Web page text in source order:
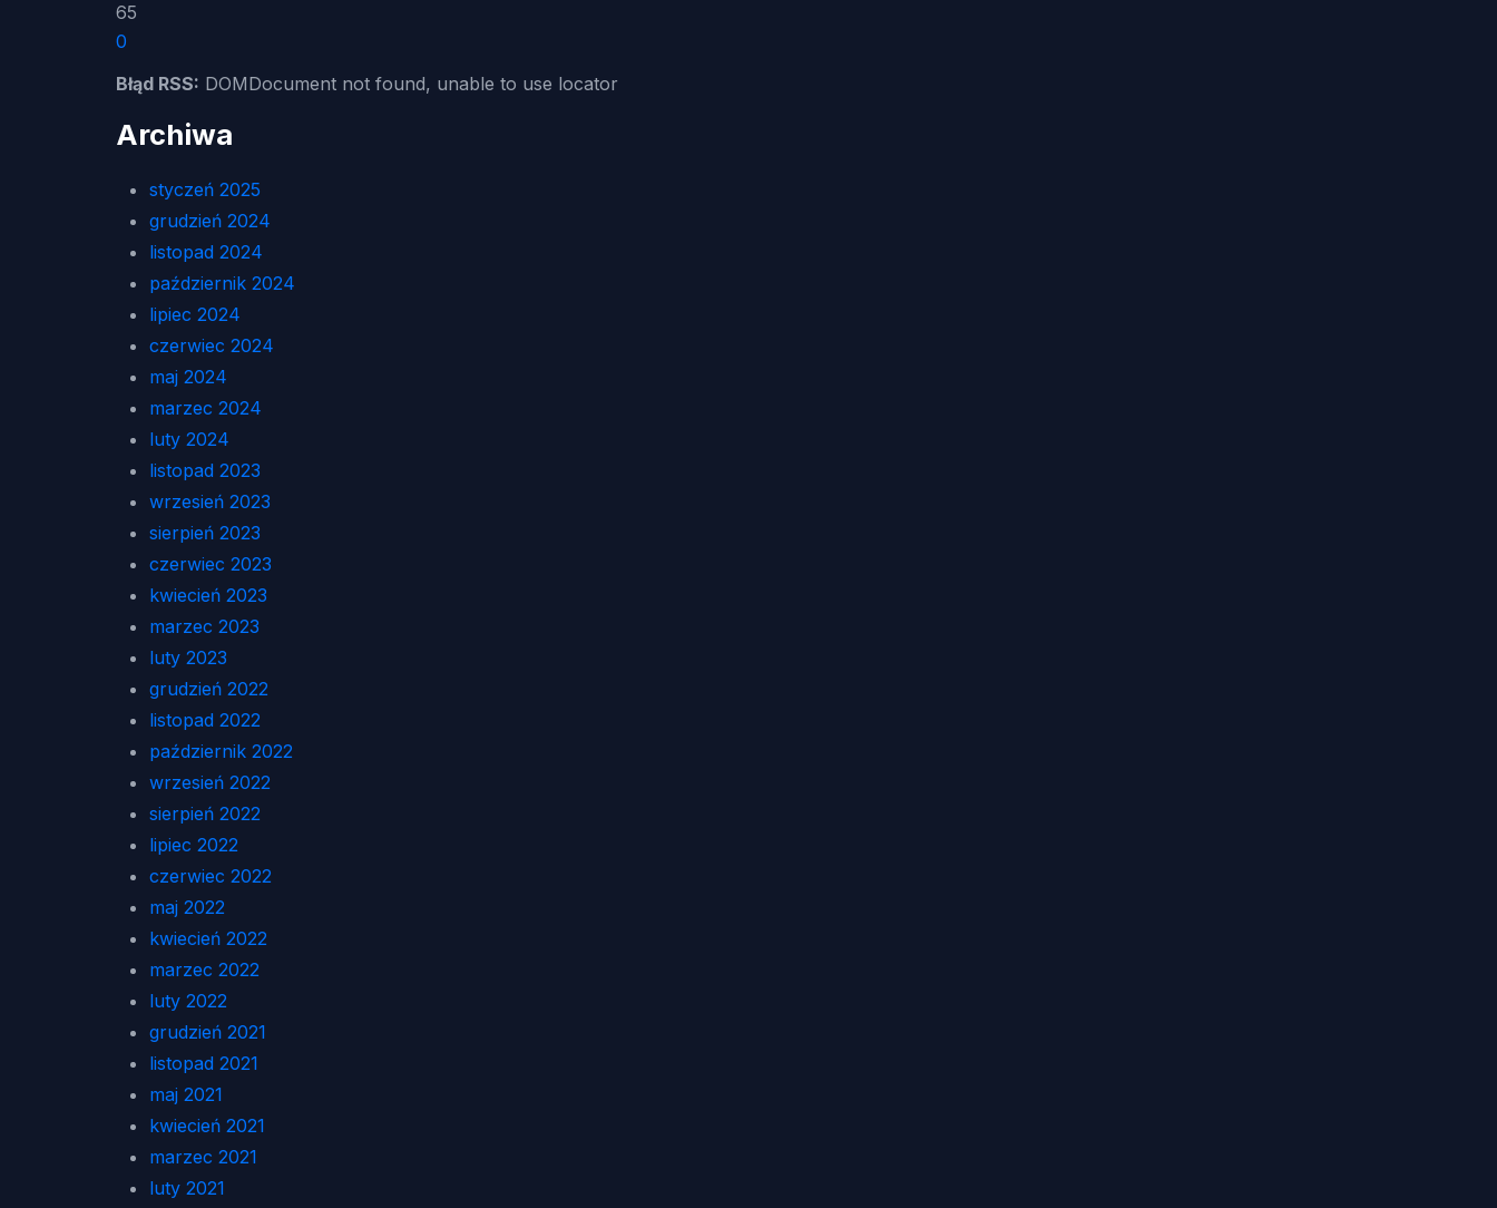
65
0
Błąd RSS: DOMDocument not found, unable to use locator
Archiwa
styczeń 2025
grudzień 2024
listopad 2024
październik 2024
lipiec 2024
czerwiec 2024
maj 2024
marzec 2024
luty 2024
listopad 2023
wrzesień 2023
sierpień 2023
czerwiec 2023
kwiecień 2023
marzec 2023
luty 2023
grudzień 2022
listopad 2022
październik 2022
wrzesień 2022
sierpień 2022
lipiec 2022
czerwiec 2022
maj 2022
kwiecień 2022
marzec 2022
luty 2022
grudzień 2021
listopad 2021
maj 2021
kwiecień 2021
marzec 2021
luty 2021